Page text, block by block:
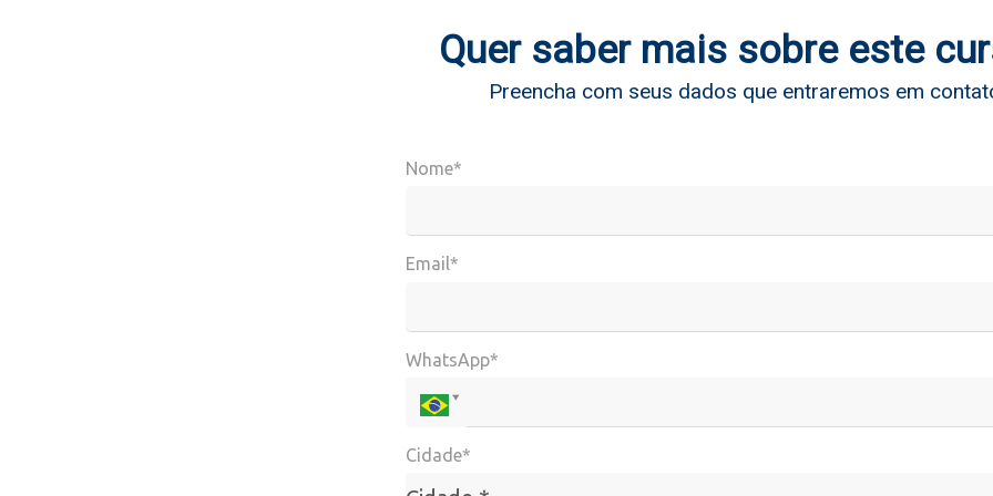
Quer saber mais sobre este
Preencha com seus dados que entraremos em
Nome*
Email*
WhatsApp*
Cidade*
Cidade*